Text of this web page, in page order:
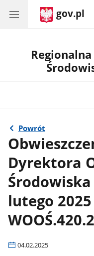
gov.pl
Powrót
Dyrektora
lutego
04.02.2025